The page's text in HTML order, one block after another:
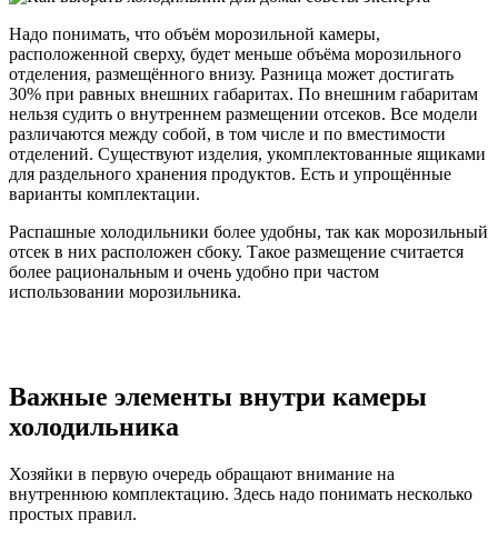
Надо понимать, что объём морозильной камеры,
расположенной сверху, будет меньше объёма морозильного
отделения, размещённого внизу. Разница может достигать
30% при равных внешних габаритах. По внешним габаритам
нельзя судить о внутреннем размещении отсеков. Все модели
различаются между собой, в том числе и по вместимости
отделений. Существуют изделия, укомплектованные ящиками
для раздельного хранения продуктов. Есть и упрощённые
варианты комплектации.
Распашные холодильники более удобны, так как морозильный
отсек в них расположен сбоку. Такое размещение считается
более рациональным и очень удобно при частом
использовании морозильника.
Важные элементы внутри камеры
холодильника
Хозяйки в первую очередь обращают внимание на
внутреннюю комплектацию. Здесь надо понимать несколько
простых правил.